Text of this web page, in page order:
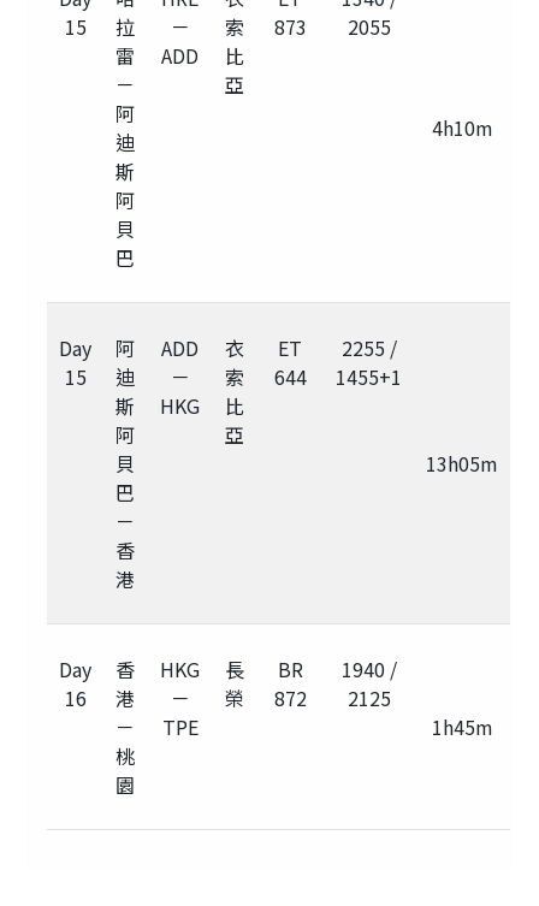
15
拉
雷
－
阿
迪
斯
阿
貝
巴
－
ADD
索
比
亞
873
2055
4h10m
Day
15
阿
迪
斯
阿
貝
巴
－
香
港
ADD
－
HKG
衣
索
比
亞
ET
644
2255 /
1455+1
13h05m
Day
16
香
港
－
桃
園
HKG
－
TPE
長
榮
BR
872
1940 /
2125
1h45m